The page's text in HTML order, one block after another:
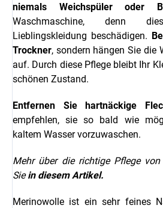
niemals Weichspüler oder
Waschmaschine, denn
Lieblingskleidung beschädigen.
Trockner, sondern hängen Sie die
auf. Durch diese Pflege bleibt Ihr
schönen Zustand.
Entfernen Sie hartnäckige
empfehlen, sie so bald wie
kaltem Wasser vorzuwaschen.
Mehr über die richtige Pflege
Siein diesem Artikel.
Merinowolle ist ein sehr feines